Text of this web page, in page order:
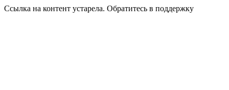
Ссылка на контент устарела. Обратитесь в поддержку